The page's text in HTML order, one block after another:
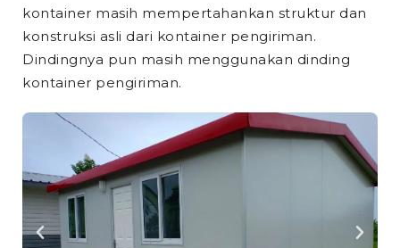
kontainer masih mempertahankan struktur dan
konstruksi asli dari kontainer pengiriman.
Dindingnya pun masih menggunakan dinding
kontainer pengiriman.